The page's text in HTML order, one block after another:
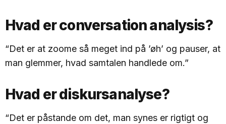
Hvad er conversation analysis?
“Det er at zoome så meget ind på ’øh’ og pauser, at
man glemmer, hvad samtalen handlede om.”
Hvad er diskursanalyse?
“Det er påstande om det, man synes er rigtigt og